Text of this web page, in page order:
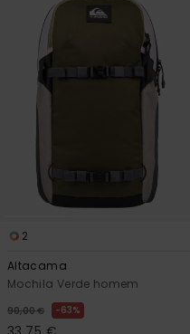
2
Altacama
Mochila Verde homem
90,00 € 63%